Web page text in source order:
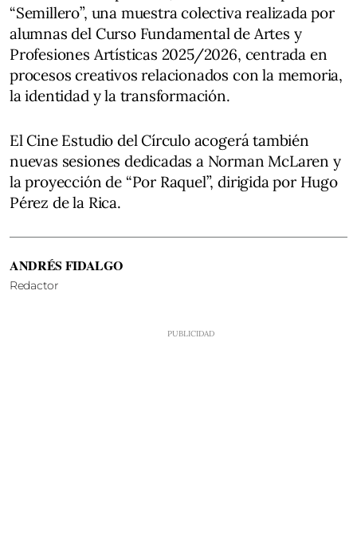
“Semillero”, una muestra colectiva realizada por
alumnas del Curso Fundamental de Artes y
Profesiones Artísticas 2025/2026, centrada en
procesos creativos relacionados con la memoria,
la identidad y la transformación.
El Cine Estudio del Círculo acogerá también
nuevas sesiones dedicadas a Norman McLaren y
la proyección de “Por Raquel”, dirigida por Hugo
Pérez de la Rica.
ANDRÉS FIDALGO
Redactor